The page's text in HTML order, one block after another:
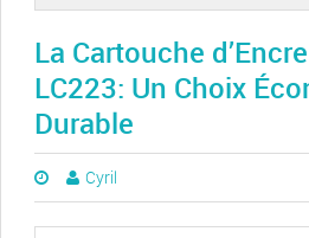
La Cartouche
LC223: Un Choix
Durable
Cyril